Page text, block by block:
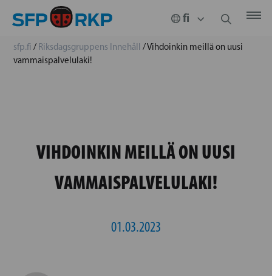
sfp.fi / Riksdagsgruppens Innehåll /Vihdoinkin meillä on uusi
vammaispalvelulaki!
VIHDOINKIN MEILLÄ ON UUSI
VAMMAISPALVELULAKI!
01.03.2023